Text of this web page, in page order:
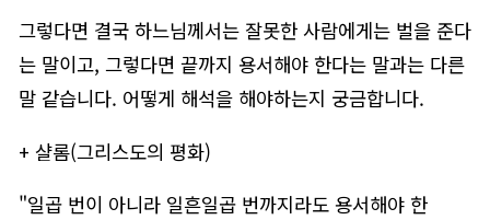
그렇다면 결국 하느님께서는 잘못한 사람에게는 벌을 준다
는 말이고, 그렇다면 끝까지 용서해야 한다는 말과는 다른
말 같습니다. 어떻게 해석을 해야하는지 궁금합니다.
+ 샬롬(그리스도의 평화)
"일곱 번이 아니라 일흔일곱 번까지라도 용서해야 한